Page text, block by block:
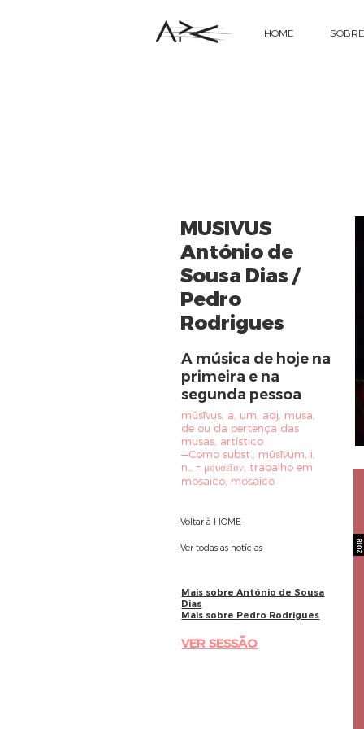
MUSIVUS
António de
Sousa Dias /
Pedro
Rodrigues
A música de hoje na
primeira e na
segunda pessoa
mūsīvus, a, um, adj. musa,
de ou da pertença das
musas, artístico
—Como subst.: mūsīvum, i,
n., = μουσεῖον, trabalho em
mosaico, mosaico
Voltar à HOME
Ver todas as notícias
Mais sobreAntónio de Sousa
Dias
Mais sobre Pedro Rodrigues
VER SESSÃO
HOME